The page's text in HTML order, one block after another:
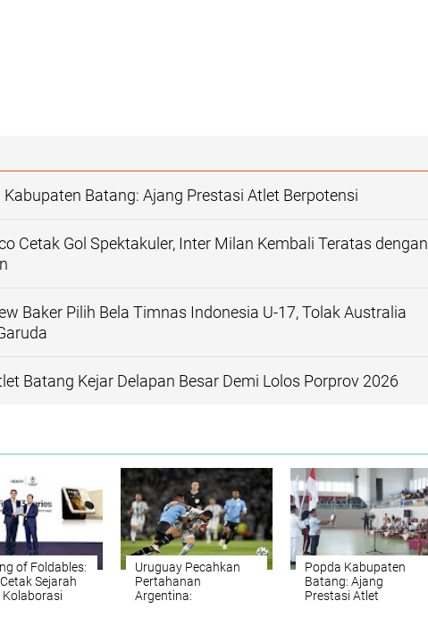
Kabupaten Batang: Ajang Prestasi Atlet Berpotensi
Cetak Gol Spektakuler, Inter Milan Kembali Teratas dengan
Baker Pilih Bela Timnas Indonesia U-17, Tolak Australia
Batang Kejar Delapan Besar Demi Lolos Porprov 2026
of Foldables:
Sejarah
Uruguay Pecahkan
Pertahanan
Argentina:
Popda Kabupaten
Batang: Ajang
Prestasi Atlet